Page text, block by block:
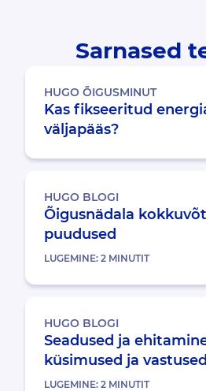
Sarnased
HUGO ÕIGUSMINUT
Kas fikseeritud
väljapääs?
HUGO BLOGI
Õigusnädala
puudused
LUGEMINE: 2 MINUTIT
HUGO BLOGI
Seadused ja
küsimused ja vastused
LUGEMINE: 2 MINUTIT